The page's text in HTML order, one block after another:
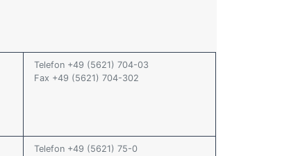
Telefon +49 (5621) 704-03
Fax +49 (5621) 704-302
Telefon +49 (5621) 75-0